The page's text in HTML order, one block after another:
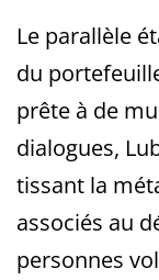
Le parallèle
du
prête à de
dialogues,
tissant la
associés au
personnes